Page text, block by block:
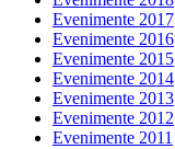
Evenimente 2017
Evenimente 2016
Evenimente 2015
Evenimente 2014
Evenimente 2013
Evenimente 2012
Evenimente 2011